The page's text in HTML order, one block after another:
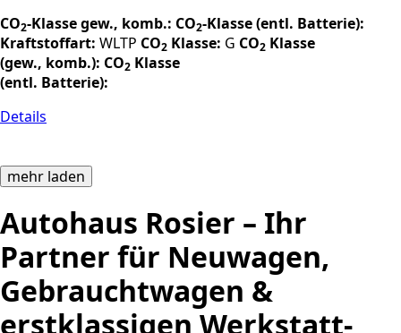
CO2-Klasse gew., komb.: CO2-Klasse (entl. Batterie):
Kraftstoffart: WLTP CO2 Klasse: G CO2 Klasse
(gew., komb.): CO2 Klasse
(entl. Batterie):
Details
mehr laden
Autohaus Rosier – Ihr
Partner für Neuwagen,
Gebrauchtwagen &
erstklassigen Werkstatt-